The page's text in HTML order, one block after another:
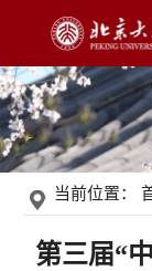
当前位置：
第三届“